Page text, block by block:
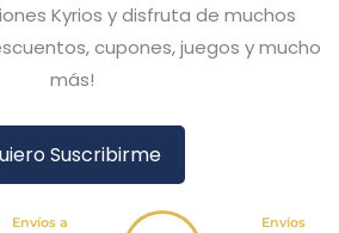
Kyrios y disfruta de muchos
cupones, juegos y mucho
más!
Suscribirme
Envíos a
Envíos